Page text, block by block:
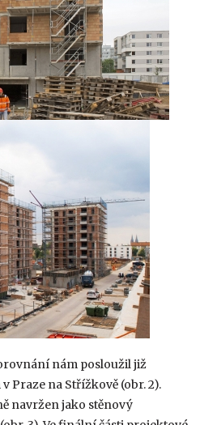
nám posloužil již
Praze na Střížkově (obr. 2).
navržen jako stěnový